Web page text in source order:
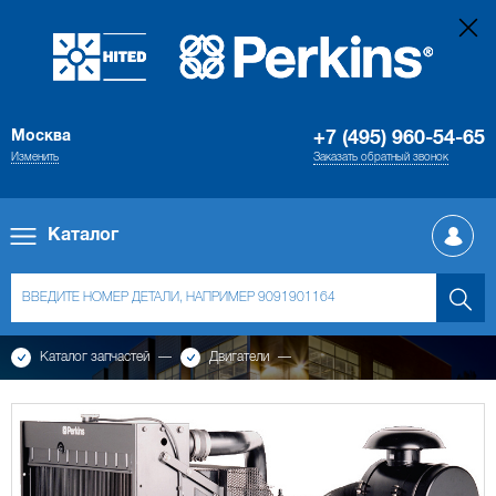
Москва
Изменить
+7 (495) 960-54-65
Заказать обратный звонок
Каталог
Каталог запчастей Двигатели